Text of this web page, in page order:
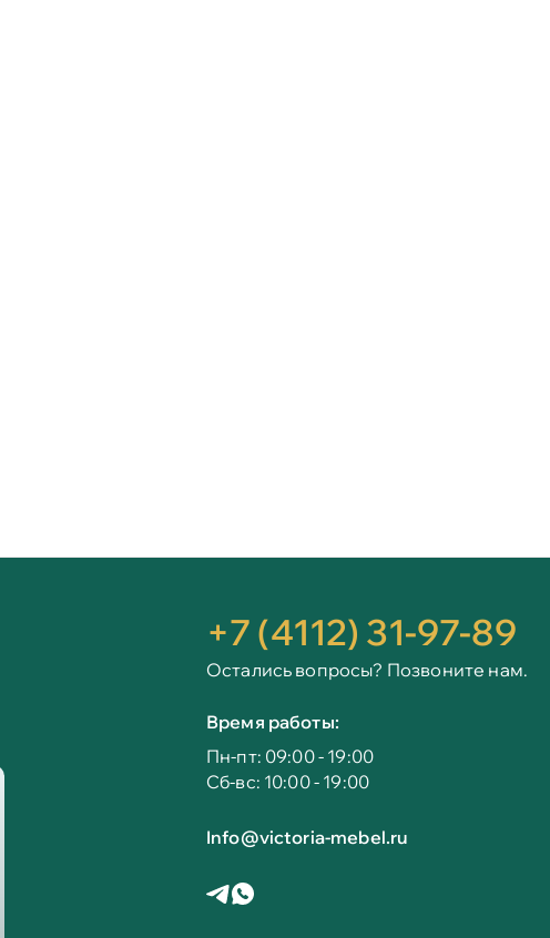
+7 (4112) 31-97-89
Остались вопросы? Позвоните нам.
Время работы:
Пн-пт: 09:00 - 19:00
Сб-вс: 10:00 - 19:00
Info@victoria-mebel.ru